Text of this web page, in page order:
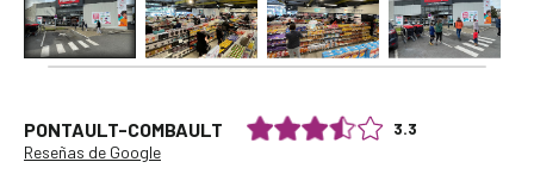
PONTAULT-COMBAULT
3.3
Reseñas de Google